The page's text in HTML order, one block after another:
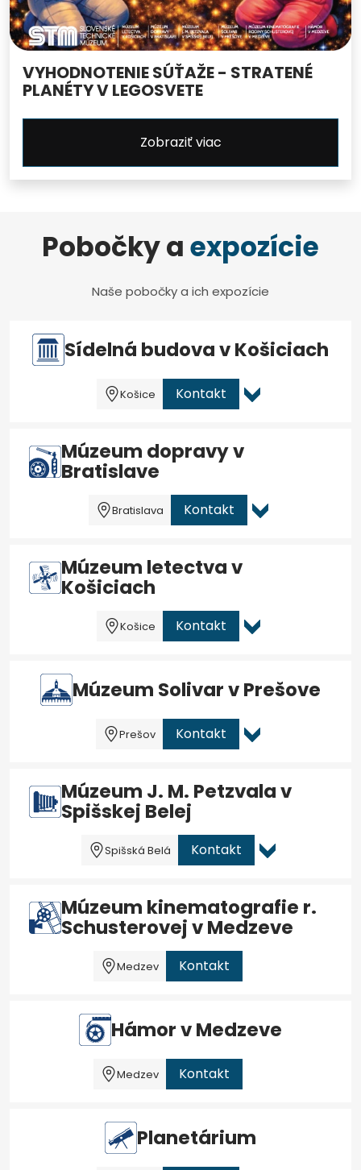
VYHODNOTENIE SÚŤAŽE - STRATENÉ
PLANÉTY V LEGOSVETE
Zobraziť viac
Pobočky aexpozície
Naše pobočky a ich expozície
Sídelná budova v Košiciach
Košice Kontakt
Múzeum dopravy v
Bratislave
Bratislava Kontakt
Múzeum letectva v
Košiciach
Košice Kontakt
Múzeum Solivar v Prešove
Prešov Kontakt
Múzeum J. M. Petzvala v
Spišskej Belej
Spišská Belá Kontakt
Múzeum kinematografie r.
Schusterovej v Medzeve
Medzev Kontakt
Hámor v Medzeve
Medzev Kontakt
Planetárium